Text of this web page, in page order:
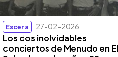
Escena 27-02-2026
Los dos inolvidables
conciertos de Menudo en El